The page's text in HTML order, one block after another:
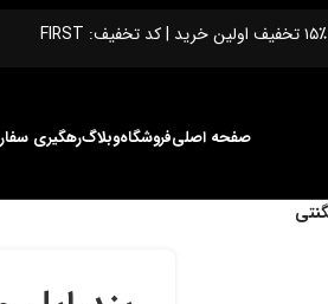
صفحه اصلیفروشگاهوبلاگرهگیری